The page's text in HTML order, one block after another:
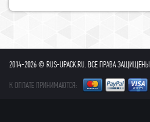
2014-2026 © RUS-UPACK.RU. ВСЕ ПРАВА ЗАЩИЩЕНЫ
К ОПЛАТЕ ПРИНИМАЮТСЯ: